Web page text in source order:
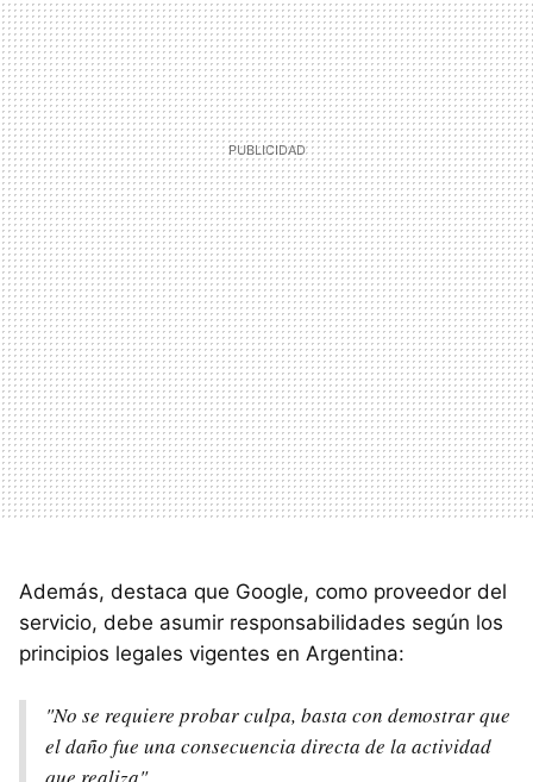
Además, destaca que Google, como proveedor del
servicio, debe asumir responsabilidades según los
principios legales vigentes en Argentina:
"No se requiere probar culpa, basta con demostrar que
el daño fue una consecuencia directa de la actividad